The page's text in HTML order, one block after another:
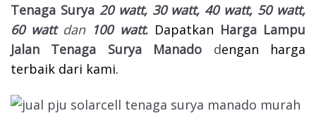
Tenaga Surya 20 watt, 30 watt, 40 watt, 50 watt,
60 watt dan100 watt. Dapatkan Harga Lampu
Jalan Tenaga Surya Manado dengan harga
terbaik dari kami.